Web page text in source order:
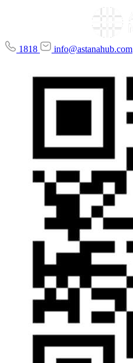
1818 info@astanahub.com